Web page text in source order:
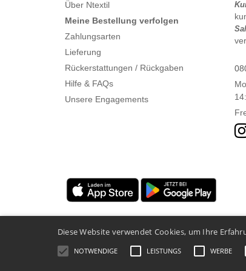
Über Ntextil
Meine Bestellung verfolgen
Zahlungsarten
Lieferung
Rückerstattungen / Rückgaben
Hilfe & FAQs
Unsere Engagements
Rechtliche Hinweise
Diese Website verwendet Cookies, um Ihre
NOTWENDIGE LEISTUNGS WERBE